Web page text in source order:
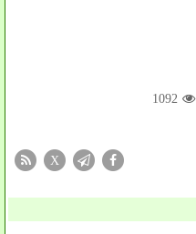
1092
X